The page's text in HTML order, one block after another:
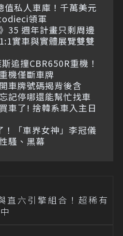
值私人車庫！千萬美元
領軍
35 週年計畫只剩周邊
實車與實體展覽雙雙
追撞CBR650R重機！
機僅斷車牌
車牌號碼揭背後含
記停哪還能幫忙找車
車了! 捨韓系車入主日
！「車界女神」李冠儀
騷、黑幕
直六引擎組合！超稀有